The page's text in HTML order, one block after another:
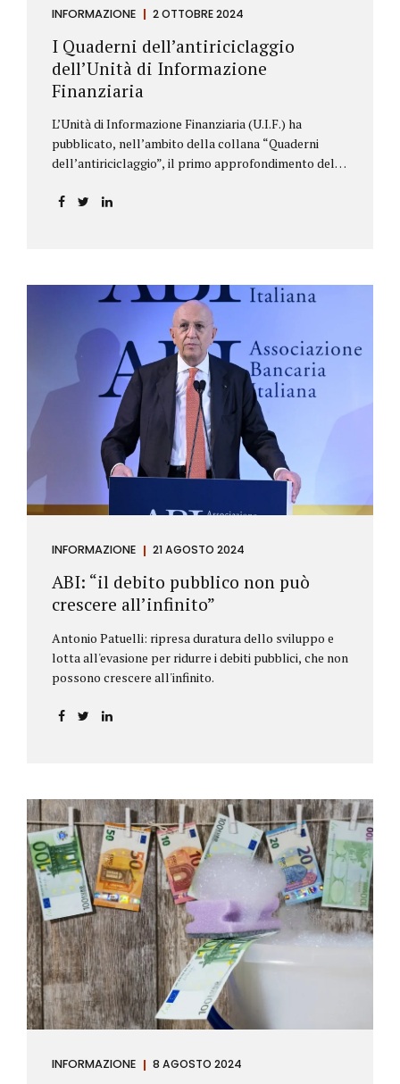
INFORMAZIONE 2 OTTOBRE 2024
I Quaderni dell’antiriciclaggio
dell’Unità di Informazione
Finanziaria
L’Unità di Informazione Finanziaria (U.I.F.) ha
pubblicato, nell’ambito della collana “Quaderni
dell’antiriciclaggio”, il primo approfondimento del
aggiornamenti della normativa e della
riguardano le novità nella disciplina internazionale e
nazionale, e forniscono informazioni su
eventuali consultazioni pubbliche e su pronunce di
particolare rilevanza emesse nell’esercizio
dell’attività giurisdizionale. In questo numero
l’approfondimento è dedicato, in particolare: alla
recente normativa della UE sugli obblighi
antiriciclaggio (c.d. AML Package), tra cui il
Regolamento Antiriciclaggio e la Direttiva AML;
all’AMLA, ovvero alla nuova Autorità europea che
INFORMAZIONE 21 AGOSTO 2024
ABI: “il debito pubblico non può
crescere all’infinito”
Antonio Patuelli: ripresa duratura dello sviluppo e
lotta all'evasione per ridurre i debiti pubblici, che non
possono crescere all'infinito.
INFORMAZIONE 8 AGOSTO 2024